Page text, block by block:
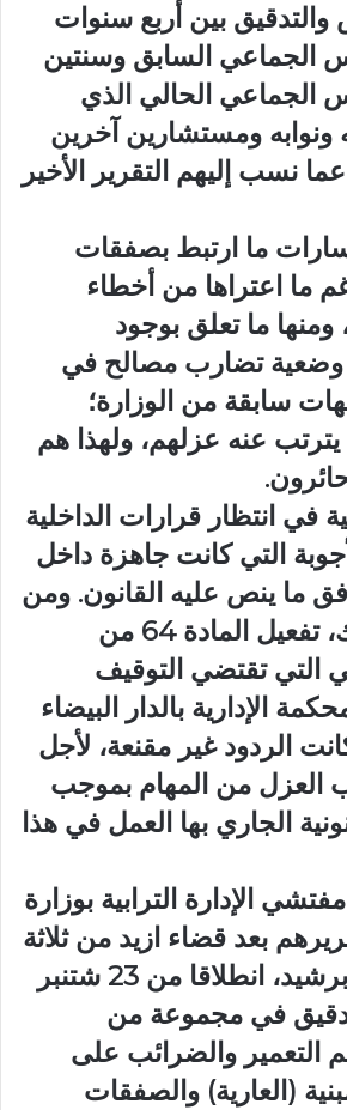
والتدقيق بين أربع سنوات
الجماعي السابق وسنتين
الجماعي الحالي الذي
ومستشارين آخرين
عما نسب إليهم التقرير الأخير
ما ارتبط بصفقات
ما اعتراها من أخطاء
ومنها ما تعلق بوجود
تضارب مصالح في
سابقة من الوزارة؛
عنه عزلهم، ولهذا هم
في انتظار قرارات الداخلية
التي كانت جاهزة داخل
أيام وفق ما ينص عليه القانون. ومن
المتوقع، بعد ذلك، تفعيل المادة 64 من
التي تقتضي التوقيف
الإدارية بالدار البيضاء
الردود غير مقنعة، لأجل
العزل من المهام بموجب
الجاري بها العمل في هذا
الإدارة الترابية بوزارة
بعد قضاء ازيد من ثلاثة
أشهر في بلدية برشيد، انطلاقا من 23 شتنبر
التدقيق في مجموعة من
التعمير والضرائب على
(العارية) والصفقات